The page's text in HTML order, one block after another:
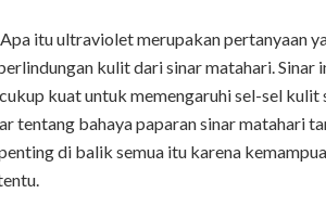
itu ultraviolet merupakan pertanyaan
kulit dari sinar matahari. Sinar
kuat untuk memengaruhi sel-sel kulit
tentang bahaya paparan sinar matahari
di balik semua itu karena